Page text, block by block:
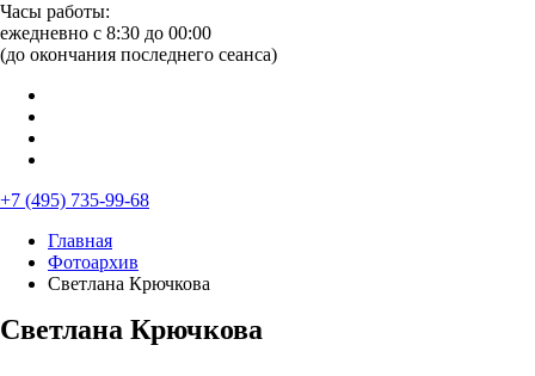
Часы работы:
ежедневно с 8:30 до 00:00
(до окончания последнего сеанса)
+7 (495) 735-99-68
Главная
Фотоархив
Светлана Крючкова
Светлана Крючкова